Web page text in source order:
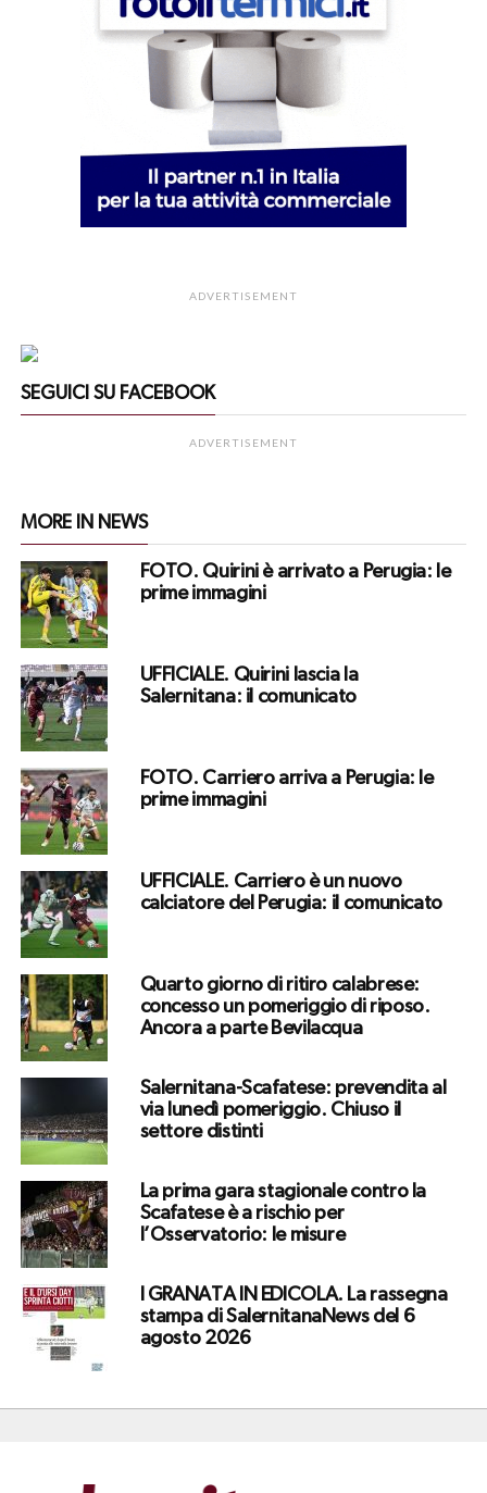
ADVERTISEMENT
SEGUICI SU FACEBOOK
ADVERTISEMENT
MORE IN NEWS
FOTO. Quirini è arrivato a Perugia: le
prime immagini
UFFICIALE. Quirini lascia la
Salernitana: il comunicato
FOTO. Carriero arriva a Perugia: le
prime immagini
UFFICIALE. Carriero è un nuovo
calciatore del Perugia: il comunicato
Quarto giorno di ritiro calabrese:
concesso un pomeriggio di riposo.
Ancora a parte Bevilacqua
Salernitana-Scafatese: prevendita al
via lunedì pomeriggio. Chiuso il
settore distinti
La prima gara stagionale contro la
Scafatese è a rischio per
l’Osservatorio: le misure
I GRANATA IN EDICOLA. La rassegna
stampa di SalernitanaNews del 6
agosto 2026